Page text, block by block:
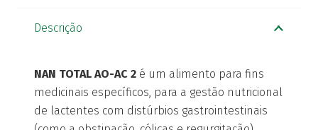
Descrição
NAN TOTAL AO-AC 2 é um alimento para fins
medicinais específicos, para a gestão nutricional
de lactentes com distúrbios gastrointestinais